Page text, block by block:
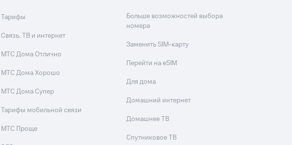
Тарифы
Связь, ТВ и интернет
МТС Дома Отлично
МТС Дома Хорошо
МТС Дома Супер
Тарифы мобильной связи
МТС Проще
Больше возможностей выбора
номера
Заменить SIM-карту
Перейти на eSIM
Для дома
Домашний интернет
Домашнее ТВ
Спутниковое ТВ